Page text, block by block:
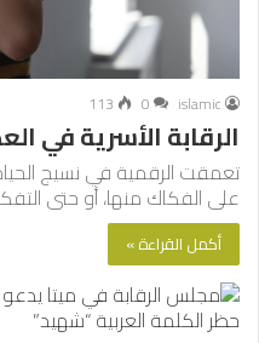
islamic
0
113
الرقابة الأسرية في
تعمقت الرقمية في نسيج الحياة
على الفكاك منها، أو حتى
أكمل القراءة »